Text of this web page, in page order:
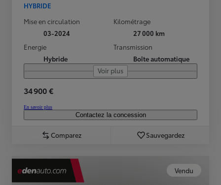
HYBRIDE
Mise en circulation
03-2024
Kilométrage
27 000 km
Energie
Hybride
Transmission
Boîte automatique
Voir plus
34 900 €
En savoir plus
Contactez la concession
Comparez Sauvegardez
Vendu